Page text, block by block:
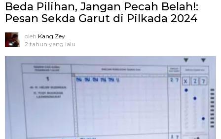
Beda Pilihan, Jangan Pecah Belah!:
Pesan Sekda Garut di Pilkada 2024
oleh Kang Zey
2 tahun yang lalu